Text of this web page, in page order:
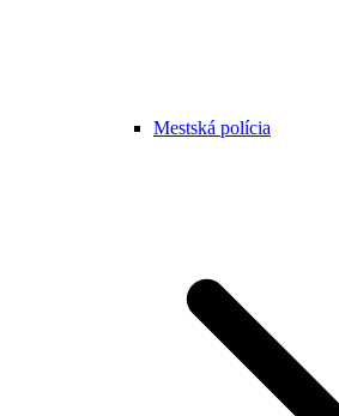
Mestská polícia